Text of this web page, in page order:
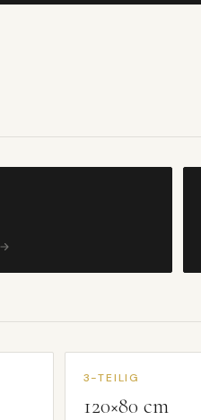
3-TEILIG
120×80 cm